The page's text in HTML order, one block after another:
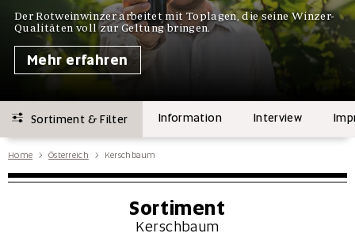
Der Rotweinwinzer arbeitet mit Toplagen, die seine Winzer-
Qualitäten voll zur Geltung bringen.
Mehr erfahren
Sortiment & Filter Information Interview
Home Österreich Kerschbaum
Sortiment
Kerschbaum